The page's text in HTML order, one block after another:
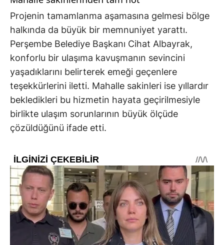
Projenin tamamlanma aşamasına gelmesi bölge
halkında da büyük bir memnuniyet yarattı.
Perşembe Belediye Başkanı Cihat Albayrak,
konforlu bir ulaşıma kavuşmanın sevincini
yaşadıklarını belirterek emeği geçenlere
teşekkürlerini iletti. Mahalle sakinleri ise yıllardır
bekledikleri bu hizmetin hayata geçirilmesiyle
birlikte ulaşım sorunlarının büyük ölçüde
çözüldüğünü ifade etti.